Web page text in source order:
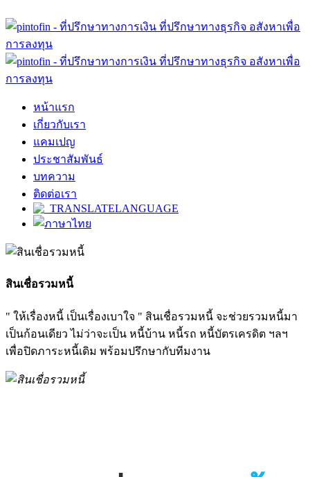
หน้าแรก
เกี่ยวกับเรา
แคมเปญ
ประชาสัมพันธ์
บทความ
ติดต่อเรา
สินเชื่อรวมหนี้
" ให้เรื่องหนี้ เป็นเรื่องเบาใจ " สินเชื่อรวมหนี้ จะช่วยรวมหนี้มา
เป็นก้อนเดียว ไม่ว่าจะเป็น หนี้บ้าน หนี้รถ หนี้บัตรเครดิต ฯลฯ
เพื่อปิดภาระหนี้เดิม พร้อมปรึกษากับทีมงาน